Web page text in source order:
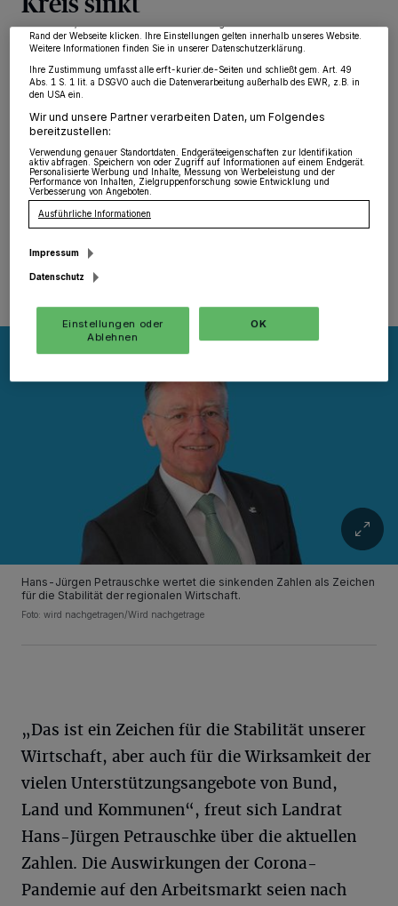
Rhein-Kreis Erstmals seit Ausbruch der Corona-
Pandemie in Deutschland ist die Zahl der Arbeitslosen
im Rhein-Kreis und in der Region rückläufig. Wie die
Agentur für Arbeit Mönchengladbach mitteilt, beträgt
die aktuelle Arbeitslosenquote für den Rhein-Kreis 6,3
Prozent. Sie liegt damit um 0,2 Prozentpunkte unter der
vom Vormonat August, aber um 1,4 Prozentpunkte
über dem Wert des Vorjahres.
01.10.2020 , 11:30 Uhr
Hans-Jürgen Petrauschke wertet die sinkenden Zahlen als Zeichen
für die Stabilität der regionalen Wirtschaft.
Foto: wird nachgetragen/Wird nachgetrage
„Das ist ein Zeichen für die Stabilität unserer
Wirtschaft, aber auch für die Wirksamkeit der
vielen Unterstützungsangebote von Bund,
Land und Kommunen“, freut sich Landrat
Hans-Jürgen Petrauschke über die aktuellen
Zahlen. Die Auswirkungen der Corona-
Pandemie auf den Arbeitsmarkt seien nach
wieder aufrufen, um Ihre Einstellungen zu ändern oder Ihre Einwilligung zu
Rand der Webseite klicken. Ihre Einstellungen gelten innerhalb unseres Website.
Weitere Informationen finden Sie in unserer Datenschutzerklärung.
Ihre Zustimmung umfasst alle erft-kurier.de-Seiten und schließt gem. Art. 49
Abs. 1 S. 1 lit. a DSGVO auch die Datenverarbeitung außerhalb des EWR, z.B. in
den USA ein.
Wir und unsere Partner verarbeiten Daten, um Folgendes
bereitzustellen:
Verwendung genauer Standortdaten. Endgeräteeigenschaften zur Identifikation
aktiv abfragen. Speichern von oder Zugriff auf Informationen auf einem Endgerät.
Personalisierte Werbung und Inhalte, Messung von Werbeleistung und der
Performance von Inhalten, Zielgruppenforschung sowie Entwicklung und
Verbesserung von Angeboten.
Ausführliche Informationen
Impressum
Datenschutz
Einstellungen oder
Ablehnen
OK